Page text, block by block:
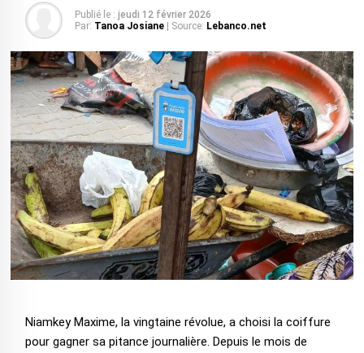
Publié le : jeudi 12 février 2026
Par: Tanoa Josiane | Source: Lebanco.net
Niamkey Maxime, la vingtaine révolue, a choisi la coiffure
pour gagner sa pitance journalière. Depuis le mois de